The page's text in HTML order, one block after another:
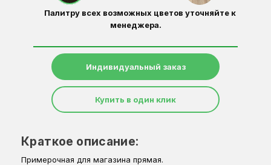
Палитру всех возможных цветов уточняйте к
менеджера.
Индивидуальный заказ
Купить в один клик
Краткое описание:
Примерочная для магазина прямая.